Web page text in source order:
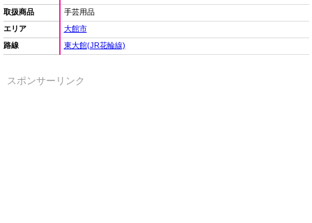
取扱商品
手芸用品
エリア
大館市
路線
東大館(JR花輪線)
スポンサーリンク